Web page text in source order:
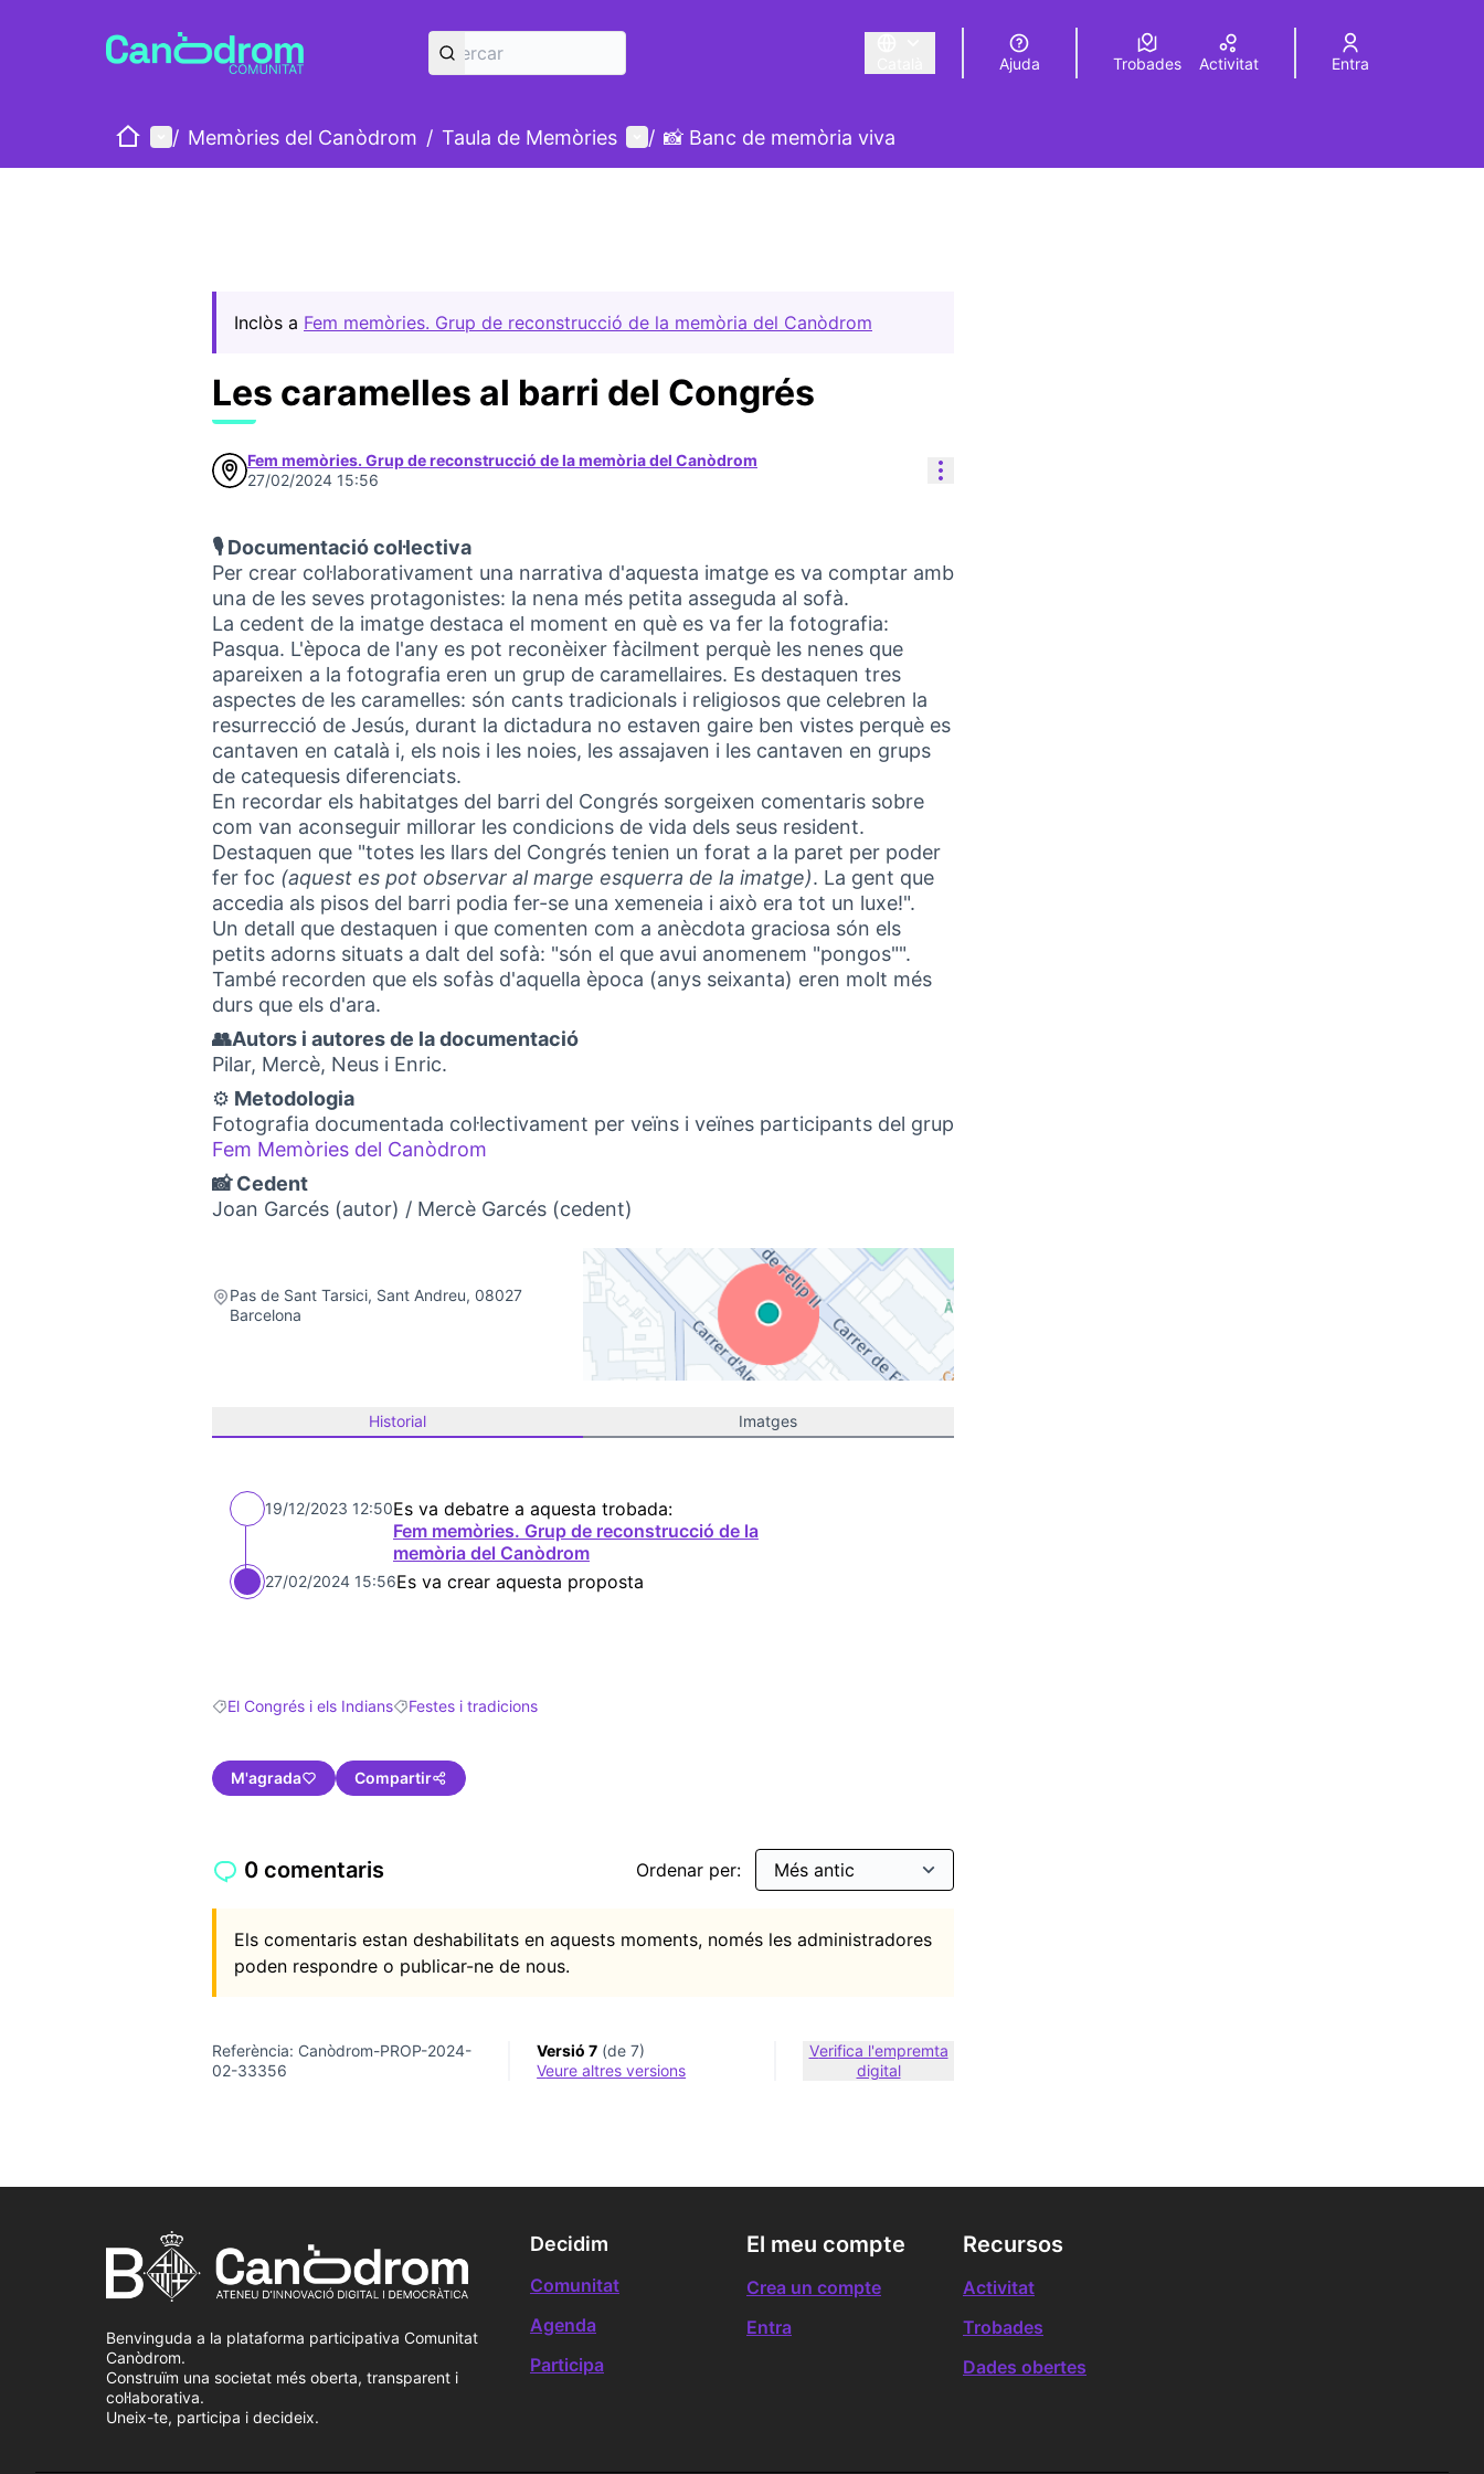
Triar la llengua Elegir el idioma Choose language
Ajuda Trobades Activitat Entra
IniciMenú principal
/ Memòries del Canòdrom / Taula de Memòries Menú d'usuari
/ 📸 Banc de memòria viva
Inclòs a Fem memòries. Grup de reconstrucció de la memòria del Canòdrom
Les caramelles al barri del Congrés
Fem memòries. Grup de reconstrucció de la memòria del Canòdrom
27/02/2024 15:56
Controls de recursos
🎙️ Documentació col·lectiva
Per crear col·laborativament una narrativa d'aquesta imatge es va comptar amb
una de les seves protagonistes: la nena més petita asseguda al sofà.
La cedent de la imatge destaca el moment en què es va fer la fotografia:
Pasqua. L'època de l'any es pot reconèixer fàcilment perquè les nenes que
apareixen a la fotografia eren un grup de caramellaires. Es destaquen tres
aspectes de les caramelles: són cants tradicionals i religiosos que celebren la
resurrecció de Jesús, durant la dictadura no estaven gaire ben vistes perquè es
cantaven en català i, els nois i les noies, les assajaven i les cantaven en grups
de catequesis diferenciats.
En recordar els habitatges del barri del Congrés sorgeixen comentaris sobre
com van aconseguir millorar les condicions de vida dels seus resident.
Destaquen que "totes les llars del Congrés tenien un forat a la paret per poder
fer foc (aquest es pot observar al marge esquerra de la imatge). La gent que
accedia als pisos del barri podia fer-se una xemeneia i això era tot un luxe!".
Un detall que destaquen i que comenten com a anècdota graciosa són els
petits adorns situats a dalt del sofà: "són el que avui anomenem "pongos"".
També recorden que els sofàs d'aquella època (anys seixanta) eren molt més
durs que els d'ara.
👥Autors i autores de la documentació
Pilar, Mercè, Neus i Enric.
⚙️ Metodologia
Fotografia documentada col·lectivament per veïns i veïnes participants del grup
Fem Memòries del Canòdrom
📸 Cedent
Joan Garcés (autor) / Mercè Garcés (cedent)
Pas de Sant Tarsici, Sant Andreu, 08027
Barcelona
Historial Imatges
19/12/2023 12:50Es va debatre a aquesta trobada:
Fem memòries. Grup de reconstrucció de la
memòria del Canòdrom
27/02/2024 15:56Es va crear aquesta proposta
Resultats en filtrar per: El Congrés i els Indians
El Congrés i els IndiansResultats en filtrar per: Festes i tradicions
Festes i tradicions
M'agrada Compartir
0 comentaris Ordenar per:
Els comentaris estan deshabilitats en aquests moments, només les administradores
poden respondre o publicar-ne de nous.
Referència: Canòdrom-PROP-2024-
02-33356
Versió 7 (de 7)
veure altres versions
Verifica l'empremta
digital
Benvinguda a la plataforma participativa Comunitat
Canòdrom.
Construïm una societat més oberta, transparent i
col·laborativa.
Uneix-te, participa i decideix.
Decidim
Comunitat
Agenda
Participa
El meu compte
Crea un compte
Entra
Recursos
Activitat
Trobades
Dades obertes